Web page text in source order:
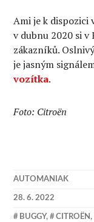
Ami je k dispozici
v dubnu 2020 si v
zákazníků.
je jasným
vozítka.
Foto: Citroën
AUTOMANIAK
28. 6. 2022
BUGGY, CITROËN,